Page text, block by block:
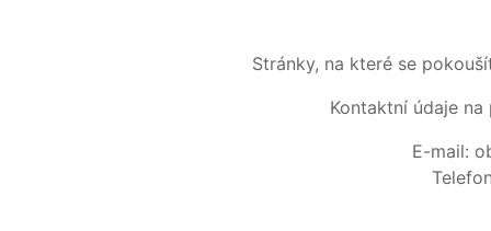
Stránky, na které se
Kontaktní údaje
E-mail: